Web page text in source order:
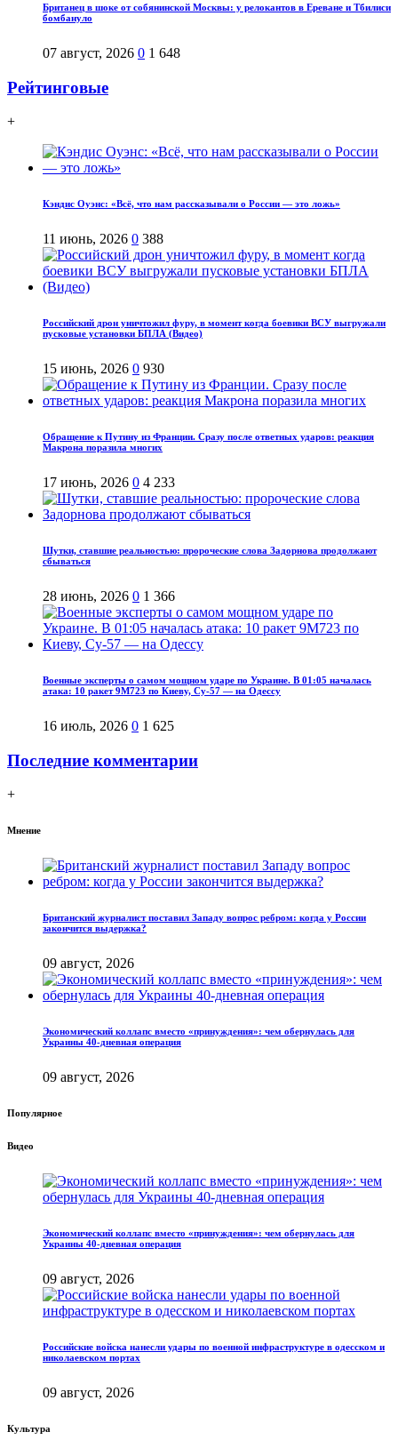
Британец в шоке от собянинской Москвы: у релокантов в Ереване и Тбилиси
бомбануло
07 август, 2026 0 1 648
Рейтинговые
+
Кэндис Оуэнс: «Всё, что нам рассказывали о России — это ложь»
11 июнь, 2026 0 388
Российский дрон уничтожил фуру, в момент когда боевики ВСУ выгружали
пусковые установки БПЛА (Видео)
15 июнь, 2026 0 930
Обращение к Путину из Франции. Сразу после ответных ударов: реакция
Макрона поразила многих
17 июнь, 2026 0 4 233
Шутки, ставшие реальностью: пророческие слова Задорнова продолжают
сбываться
28 июнь, 2026 0 1 366
Военные эксперты о самом мощном ударе по Украине. В 01:05 началась
атака: 10 ракет 9М723 по Киеву, Су-57 — на Одессу
16 июль, 2026 0 1 625
Последние комментарии
+
Мнение
Британский журналист поставил Западу вопрос ребром: когда у России
закончится выдержка?
09 август, 2026
Экономический коллапс вместо «принуждения»: чем обернулась для
Украины 40-дневная операция
09 август, 2026
Популярное
Видео
Экономический коллапс вместо «принуждения»: чем обернулась для
Украины 40-дневная операция
09 август, 2026
Российские войска нанесли удары по военной инфраструктуре в одесском и
николаевском портах
09 август, 2026
Культура